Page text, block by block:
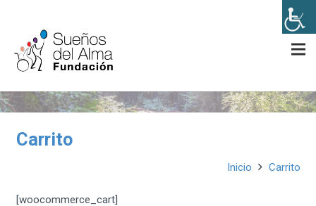
Carrito
Inicio Carrito
[woocommerce_cart]